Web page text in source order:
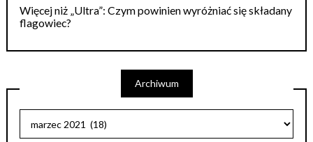
Więcej niż „Ultra”: Czym powinien wyróżniać się składany
flagowiec?
Archiwum